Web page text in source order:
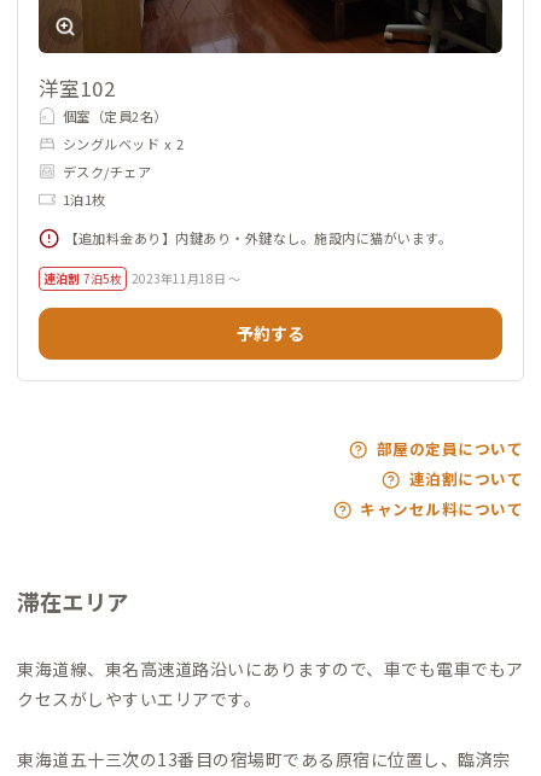
洋室102
個室（定員2名）
シングルベッド x 2
デスク/チェア
1泊1枚
【追加料金あり】内鍵あり・外鍵なし。施設内に猫がいます。
連泊割 7泊5枚 2023年11月18日 ～
予約する
部屋の定員について
連泊割について
キャンセル料について
滞在エリア
東海道線、東名高速道路沿いにありますので、車でも電車でもア
クセスがしやすいエリアです。
東海道五十三次の13番目の宿場町である原宿に位置し、臨済宗